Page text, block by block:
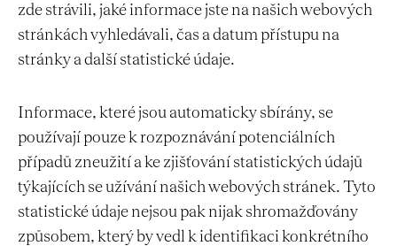
zde strávili, jaké informace jste na našich webových
stránkách vyhledávali, čas a datum přístupu na
stránky a další statistické údaje.
Informace, které jsou automaticky sbírány, se
používají pouze k rozpoznávání potenciálních
případů zneužití a ke zjišťování statistických údajů
týkajících se užívání našich webových stránek. Tyto
statistické údaje nejsou pak nijak shromažďovány
způsobem, který by vedl k identifikaci konkrétního